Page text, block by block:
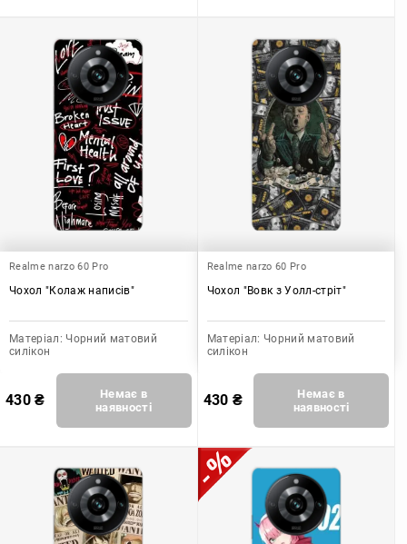
Realme narzo 60 Pro
Чохол "Колаж написів"
Матеріал: Чорний матовий
силікон
430₴
Немає в
наявності
Realme narzo 60 Pro
Чохол "Вовк з Уолл-стріт"
Матеріал: Чорний матовий
силікон
430 ₴
Немає в
наявності